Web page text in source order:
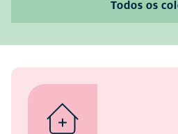
Todos os